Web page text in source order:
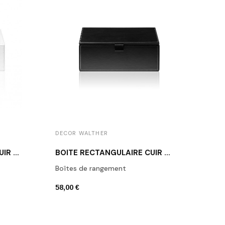
BOÎTE RECTANGULAIRE CUIR BLANC BROWNIE BOD2
DECOR WALTHER
BOÎTE RECTANGULAIRE CUIR NOIR BROWNIE BMD2
Boîtes de rangement
58,00 €